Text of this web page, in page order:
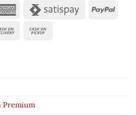
Premium